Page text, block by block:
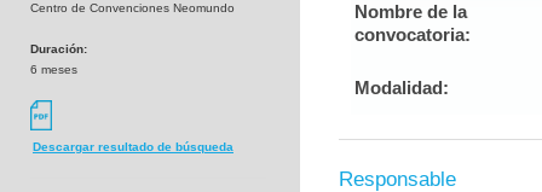
Centro de Convenciones Neomundo
Duración:
6 meses
Descargar resultado de búsqueda
Nombre de la
convocatoria:
Modalidad:
Responsable